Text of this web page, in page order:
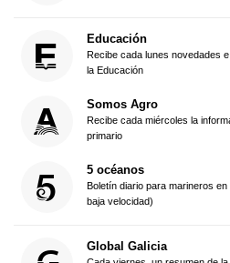
Educación
Recibe cada lunes novedades
la Educación
Somos Agro
Recibe cada miércoles la
primario
5 océanos
Boletín diario para marineros
baja velocidad)
Global Galicia